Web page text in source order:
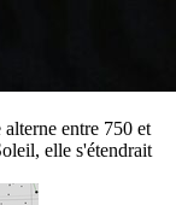
entre 750 et
elle s'étendrait